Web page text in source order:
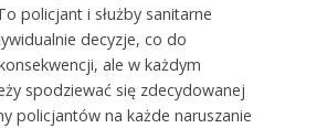
policjant i służby sanitarne
decyzje, co do
ale w każdym
spodziewać się zdecydowanej
policjantów na każde naruszanie